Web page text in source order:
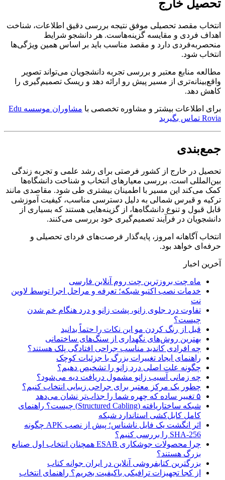
تحصیل خارج
انتخاب مقصد تحصیلی موفق نتیجه بررسی دقیق اطلاعات، شناخت
اهداف فردی و مقایسه گزینه‌هاست. هر دانشجو شرایط
منحصربه‌فردی دارد و مقصد مناسب باید بر اساس همین ویژگی‌ها
انتخاب شود.
مطالعه منابع معتبر و بررسی تجربه دانشجویان می‌تواند تصویر
واقع‌بینانه‌تری از مسیر پیش رو ارائه دهد و ریسک تصمیم‌گیری را
کاهش دهد.
برای اطلاعات بیشتر و مشاوره تخصصی با
مشاوران موسسه Edu
Rovia تماس بگیرید
جمع‌بندی
تحصیل در خارج از کشور فرصتی برای رشد علمی و تجربه زندگی
بین‌المللی است. بررسی معیارهای انتخاب و شناخت دانشگاه‌ها
کمک می‌کند این مسیر با اطمینان بیشتری طی شود. مقاصدی مانند
ترکیه و قبرس شمالی به دلیل دسترسی مناسب، کیفیت آموزشی
قابل قبول و تنوع دانشگاه‌ها، از گزینه‌هایی هستند که بسیاری از
دانشجویان در فرآیند تصمیم‌گیری خود بررسی می‌کنند.
انتخاب آگاهانه امروز، پایه‌گذار فرصت‌های فردای تحصیلی و
حرفه‌ای خواهد بود.
آخرین اخبار
ماه چت بروزترین چت روم آنلاین فارسی
خدمات نصب اکتیو شبکه؛ تعرفه و مراحل اجرا توسط لاوین
نت
تفاوت درد جلوی زانو، پشت زانو و درد هنگام خم شدن
چیست؟
قبل از رنگ کردن مو این نکات را حتماً بدانید
بهترین روش‌های نگهداری از سنگ‌های ساختمانی
چه افرادی کاندید مناسب جراحی افتادگی پلک هستند؟
راهنمای ایجاد تغییرات بزرگ با جزئیات کوچک
چگونه علت اصلی درد زانو را تشخیص دهیم؟
چه زمانی آسیب زانو مشمول دریافت دیه می‌شود؟
چطور یک مرکز معتبر برای جراحی زیبایی انتخاب کنیم؟
۵ تغییر ساده که چهره شما را جذاب‌تر نشان می‌دهد
شبکه ساختاریافته (Structured Cabling) چیست؟ راهنمای
کامل کابل‌کشی استاندارد شبکه
اثر انگشت یک فایل ناشناس؛ پیش از نصب APK چگونه
SHA-256 را بررسی کنیم؟
چرا محصولات جوشکاری ESAB همچنان انتخاب اول صنایع
بزرگ هستند؟
بزرگترین کتابفروشی آنلاین در ایران جوانه کتاب
از کجا تجهیزات ترافیکی باکیفیت بخریم؟ راهنمای انتخاب